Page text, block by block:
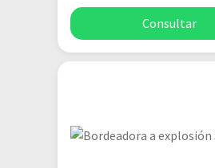
Consultar